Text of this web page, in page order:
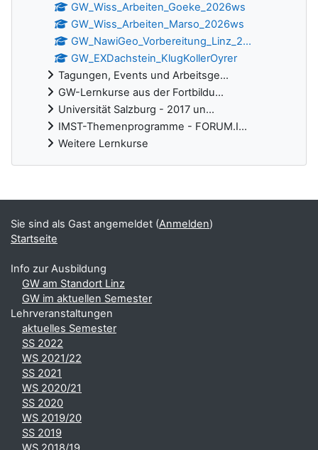
GW_Wiss_Arbeiten_Goeke_2026ws
GW_Wiss_Arbeiten_Marso_2026ws
GW_NawiGeo_Vorbereitung_Linz_2...
GW_EXDachstein_KlugKollerOyrer
Tagungen, Events und Arbeitsge...
GW-Lernkurse aus der Fortbildu...
Universität Salzburg - 2017 un...
IMST-Themenprogramme - FORUM.I...
Weitere Lernkurse
Ergänzungsblöcke
Sie sind als Gast angemeldet (Anmelden)
Startseite
Info zur Ausbildung
GW am Standort Linz
GW im aktuellen Semester
Lehrveranstaltungen
aktuelles Semester
SS 2022
WS 2021/22
SS 2021
WS 2020/21
SS 2020
WS 2019/20
SS 2019